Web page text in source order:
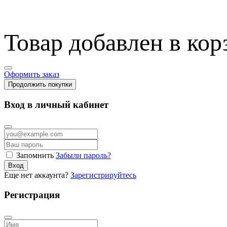
Товар добавлен в
Оформить заказ
Продолжить покупки
Вход в личный кабинет
Запомнить Забыли пароль?
Вход
Еще нет аккаунта? Зарегистрируйтесь
Регистрация